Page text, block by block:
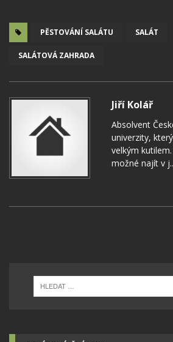
PĚSTOVÁNÍ SALÁTU SALÁT
SALÁTOVÁ ZAHRADA
Jiří Kolář
Absolvent
univerzity,
velkým
možné najít v